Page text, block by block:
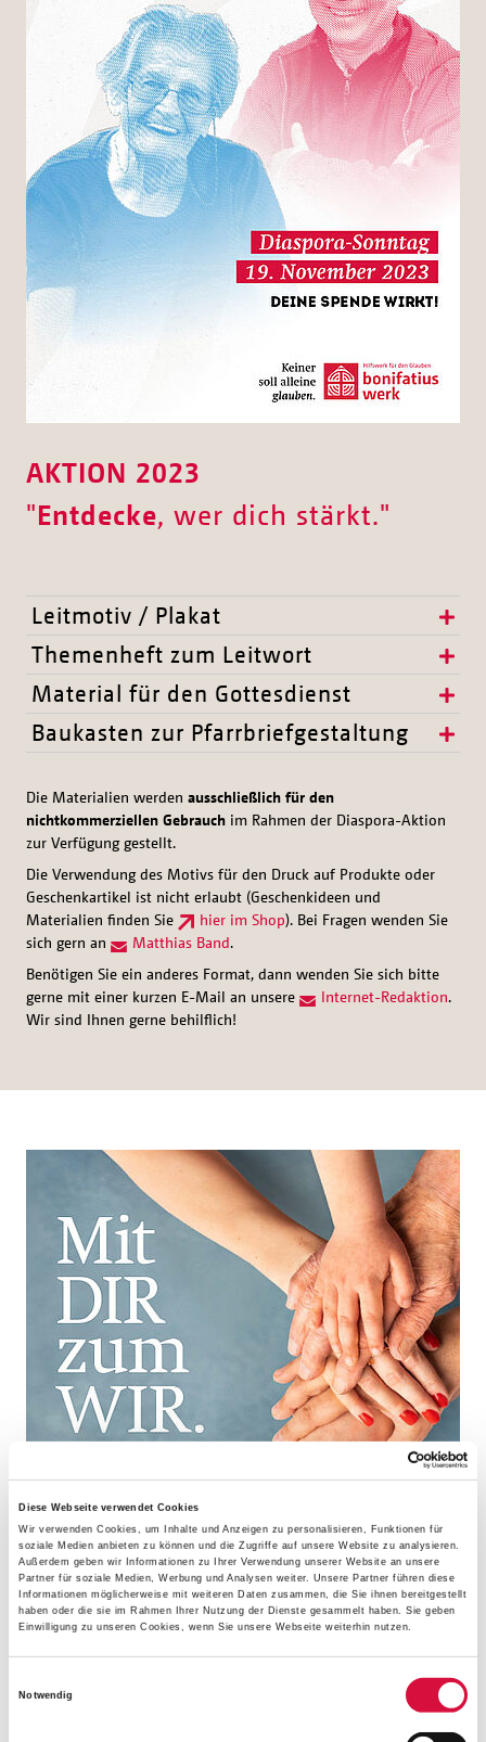
Diese Webseite verwendet Cookies
Wir verwenden Cookies, um Inhalte und Anzeigen zu personalisieren, Funktionen für
soziale Medien anbieten zu können und die Zugriffe auf unsere Website zu analysieren.
Außerdem geben wir Informationen zu Ihrer Verwendung unserer Website an unsere
Partner für soziale Medien, Werbung und Analysen weiter. Unsere Partner führen diese
Informationen möglicherweise mit weiteren Daten zusammen, die Sie ihnen bereitgestellt
haben oder die sie im Rahmen Ihrer Nutzung der Dienste gesammelt haben. Sie geben
Einwilligung zu unseren Cookies, wenn Sie unsere Webseite weiterhin nutzen.
Notwendig
AKTION 2023
"Entdecke, wer dich stärkt."
Leitmotiv / Plakat
Themenheft zum Leitwort
Material für den Gottesdienst
Baukasten zur Pfarrbriefgestaltung
Die Materialien werden ausschließlich für den
nichtkommerziellen Gebrauch im Rahmen der Diaspora-Aktion
zur Verfügung gestellt.
Die Verwendung des Motivs für den Druck auf Produkte oder
Geschenkartikel ist nicht erlaubt (Geschenkideen und
Materialien finden Sie
hier im Shop). Bei Fragen wenden Sie
sich gern an
Matthias Band.
Benötigen Sie ein anderes Format, dann wenden Sie sich bitte
gerne mit einer kurzen E-Mail an unsere
Internet-Redaktion.
Wir sind Ihnen gerne behilflich!